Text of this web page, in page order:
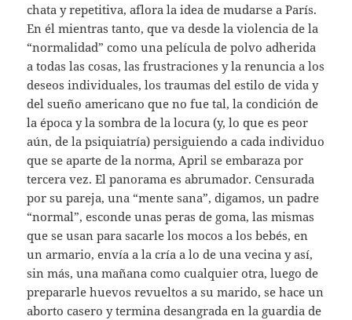
chata y repetitiva, aflora la idea de mudarse a París.
En él mientras tanto, que va desde la violencia de la
“normalidad” como una película de polvo adherida
a todas las cosas, las frustraciones y la renuncia a los
deseos individuales, los traumas del estilo de vida y
del sueño americano que no fue tal, la condición de
la época y la sombra de la locura (y, lo que es peor
aún, de la psiquiatría) persiguiendo a cada individuo
que se aparte de la norma, April se embaraza por
tercera vez. El panorama es abrumador. Censurada
por su pareja, una “mente sana”, digamos, un padre
“normal”, esconde unas peras de goma, las mismas
que se usan para sacarle los mocos a los bebés, en
un armario, envía a la cría a lo de una vecina y así,
sin más, una mañana como cualquier otra, luego de
prepararle huevos revueltos a su marido, se hace un
aborto casero y termina desangrada en la guardia de